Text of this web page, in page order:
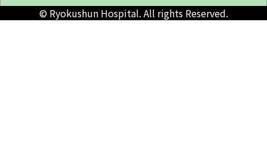
© Ryokushun Hospital. All rights Reserved.